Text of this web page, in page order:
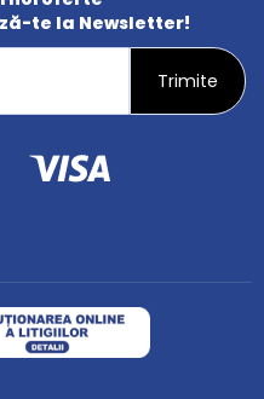
te la Newsletter!